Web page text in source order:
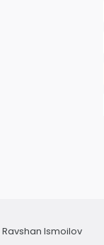
Ravshan Ismoilov